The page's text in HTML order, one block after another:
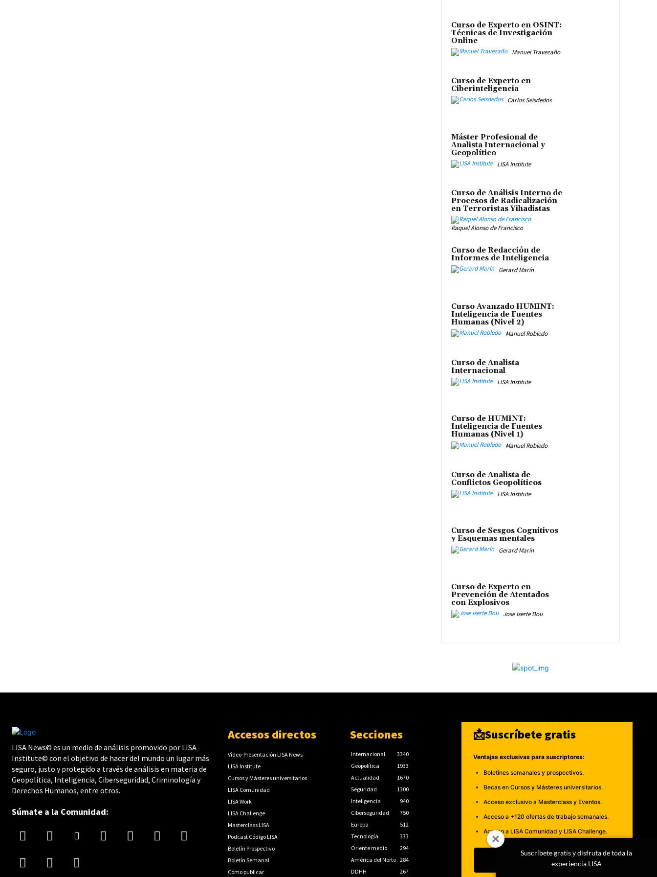
Curso de Experto en OSINT:
Técnicas de Investigación
Online
Manuel Travezaño
Curso de Experto en
Ciberinteligencia
Carlos Seisdedos
Máster Profesional de
Analista Internacional y
Geopolítico
LISA Institute
Curso de Análisis Interno de
Procesos de Radicalización
en Terroristas Yihadistas
Raquel Alonso de Francisco
Curso de Redacción de
Informes de Inteligencia
Gerard Marín
Curso Avanzado HUMINT:
Inteligencia de Fuentes
Humanas (Nivel 2)
Manuel Robledo
Curso de Analista
Internacional
LISA Institute
Curso de HUMINT:
Inteligencia de Fuentes
Humanas (Nivel 1)
Manuel Robledo
Curso de Analista de
Conflictos Geopolíticos
LISA Institute
Curso de Sesgos Cognitivos
y Esquemas mentales
Gerard Marín
Curso de Experto en
Prevención de Atentados
con Explosivos
Jose Iserte Bou
LISA News© es un medio de análisis promovido por LISA
Institute© con el objetivo de hacer del mundo un lugar más
seguro, justo y protegido a través de análisis en materia de
Geopolítica, Inteligencia, Ciberseguridad, Criminología y
Derechos Humanos, entre otros.
Súmate a la Comunidad:
Accesos directos
Vídeo-Presentación LISA News
LISA Institute
Cursos y Másteres universitarios
LISA Comunidad
LISA Work
LISA Challenge
Masterclass LISA
Podcast Código LISA
Boletín Prospectivo
Boletín Semanal
Cómo publicar
Secciones
Internacional
3340
Geopolítica
1933
Actualidad
1670
Seguridad
1300
Inteligencia
940
Ciberseguridad
750
Europa
512
Tecnología
333
Oriente medio
294
América del Norte 284
DDHH
267
📩Suscríbete gratis
Ventajas exclusivas para suscriptores:
Boletines semanales y prospectivos.
Becas en Cursos y Másteres universitarios.
Acceso exclusivo a Masterclass y Eventos.
Acceso a +120 ofertas de trabajo semanales.
Acceso a LISA Comunidad y LISA Challenge.
Suscribirme
Suscríbete gratis y disfruta de toda la
experiencia LISA